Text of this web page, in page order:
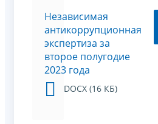
Независимая
антикоррупционная
экспертиза за
второе полугодие
2023 года
DOCX (16 КБ)